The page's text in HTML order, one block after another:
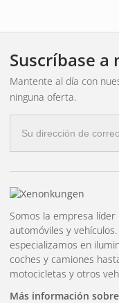
un acabado
Suscríbase
Mantente al día con
ninguna oferta.
electrónico
Somos la empresa líder
automóviles y
especializamos en
coches y camiones
motocicletas y otros
Más información